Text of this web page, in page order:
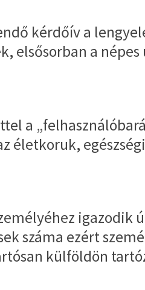
kérdőív a
elsősorban a
a
életkoruk,
száma ezért
külföldön